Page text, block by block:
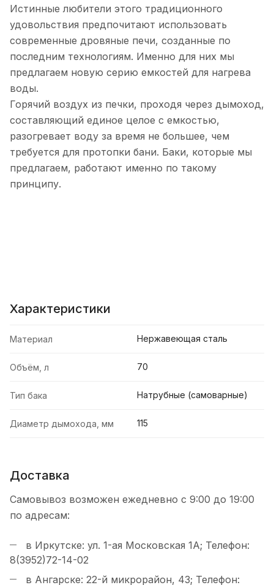
Истинные любители этого традиционного
удовольствия предпочитают использовать
современные дровяные печи, созданные по
последним технологиям. Именно для них мы
предлагаем новую серию емкостей для нагрева
воды.
Горячий воздух из печки, проходя через дымоход,
составляющий единое целое с емкостью,
разогревает воду за время не большее, чем
требуется для протопки бани. Баки, которые мы
предлагаем, работают именно по такому
принципу.
Характеристики
Материал Нержавеющая сталь
Объём, л 70
Тип бака Натрубные (самоварные)
Диаметр дымохода, мм 115
Доставка
Самовывоз возможен ежедневно с 9:00 до 19:00
по адресам:
в Иркутске: ул. 1-ая Московская 1А; Телефон:
8(3952)72-14-02
в Ангарске: 22-й микрорайон, 43; Телефон: